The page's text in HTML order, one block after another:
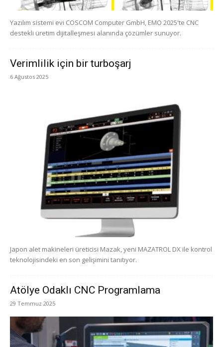
Yazılım sistemi evi COSCOM Computer GmbH, EMO 2025'te CNC
destekli üretim dijitalleşmesi alanında çözümler sunuyor.
Verimlilik için bir turboşarj
6 Ağustos 2025
Japon alet makineleri üreticisi Mazak, yeni MAZATROL DX ile kontrol
teknolojisindeki en son gelişimini tanıtıyor.
Atölye Odaklı CNC Programlama
29 Temmuz 2025